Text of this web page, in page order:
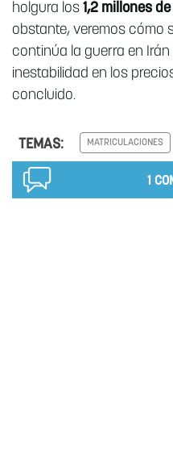
holgura los 1,2 millones
obstante, veremos cómo
continúa la guerra en
inestabilidad en los
concluido.
TEMAS: MATRICULACIONES
1